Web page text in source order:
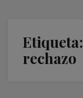
Etiqueta:
rechazo